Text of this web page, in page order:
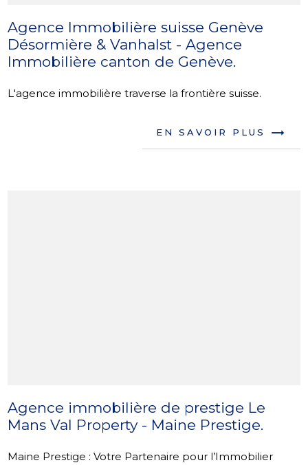
Agence Immobilière suisse Genève
Désormière & Vanhalst - Agence
Immobilière canton de Genève.
L'agence immobilière traverse la frontière suisse.
EN SAVOIR PLUS
Agence immobilière de prestige Le
Mans Val Property - Maine Prestige.
Maine Prestige : Votre Partenaire pour l’Immobilier